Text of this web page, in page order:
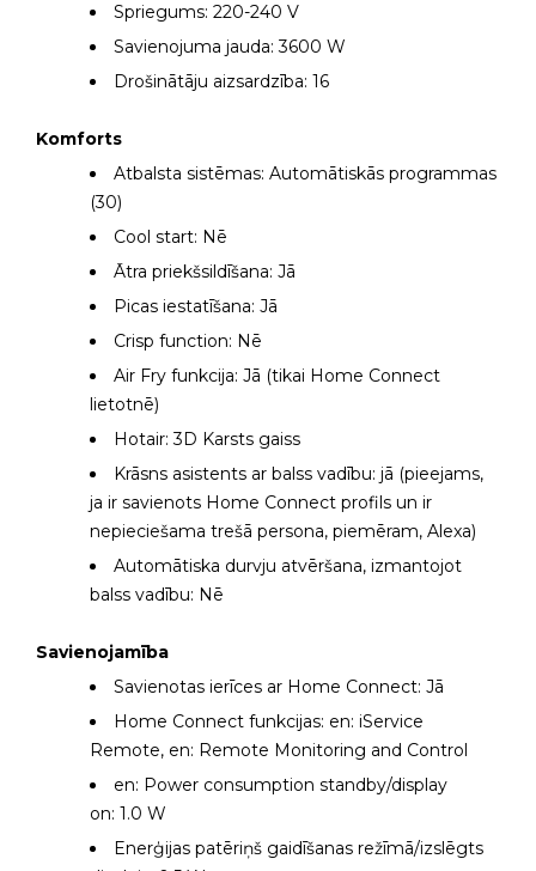
Spriegums: 220-240 V
Savienojuma jauda: 3600 W
Drošinātāju aizsardzība: 16
Komforts
Atbalsta sistēmas: Automātiskās programmas
(30)
Cool start: Nē
Ātra priekšsildīšana: Jā
Picas iestatīšana: Jā
Crisp function: Nē
Air Fry funkcija: Jā (tikai Home Connect
lietotnē)
Hotair: 3D Karsts gaiss
Krāsns asistents ar balss vadību: jā (pieejams,
ja ir savienots Home Connect profils un ir
nepieciešama trešā persona, piemēram, Alexa)
Automātiska durvju atvēršana, izmantojot
balss vadību: Nē
Savienojamība
Savienotas ierīces ar Home Connect: Jā
Home Connect funkcijas: en: iService
Remote, en: Remote Monitoring and Control
en: Power consumption standby/display
on: 1.0 W
Enerģijas patēriņš gaidīšanas režīmā/izslēgts